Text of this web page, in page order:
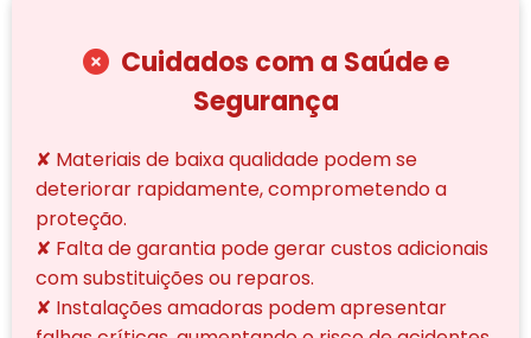
Cuidados com a Saúde e
Segurança
✘ Materiais de baixa qualidade podem se
deteriorar rapidamente, comprometendo a
proteção.
✘ Falta de garantia pode gerar custos adicionais
com substituições ou reparos.
✘ Instalações amadoras podem apresentar